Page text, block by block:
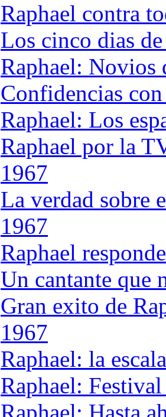
Raphael contra
Los cinco dias
Raphael: Novios
Confidencias
Raphael: Los
Raphael por la
1967
La verdad sobre
1967
Raphael
Un cantante que
Gran exito de
1967
Raphael: la
Raphael: